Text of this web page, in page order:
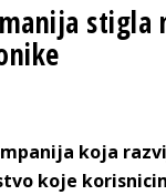
stigla
koja
koje